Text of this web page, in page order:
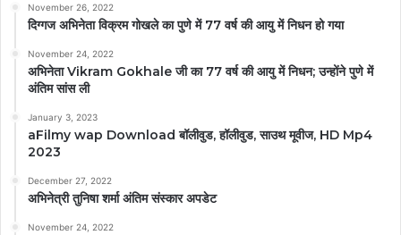
November 26, 2022
दिग्गज अभिनेता विक्रम गोखले का पुणे में 77 वर्ष की आयु में निधन हो गया
November 24, 2022
अभिनेता Vikram Gokhale जी का 77 वर्ष की आयु में निधन; उन्होंने पुणे में
अंतिम सांस ली
January 3, 2023
aFilmy wap Download बॉलीवुड, हॉलीवुड, साउथ मूवीज, HD Mp4
2023
December 27, 2022
अभिनेत्री तुनिषा शर्मा अंतिम संस्कार अपडेट
November 24, 2022